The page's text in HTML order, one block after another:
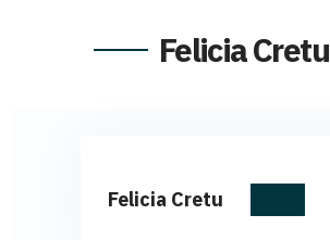
Felicia Cretu
Felicia Cretu